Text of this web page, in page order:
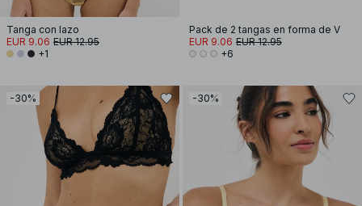
Tanga con lazo
EUR 9.06 EUR 12.95
+1
Pack de 2 tangas en forma de V
EUR 9.06 EUR 12.95
+6
-30% -30%